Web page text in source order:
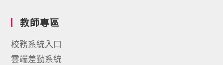
教師專區
校務系統入口
雲端差勤系統